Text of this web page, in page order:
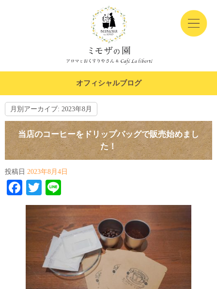
オフィシャルブログ
月別アーカイブ: 2023年8月
当店のコーヒーをドリップバッグで販売始めまし
た！
投稿日 2023年8月4日
Facebook
Twitter